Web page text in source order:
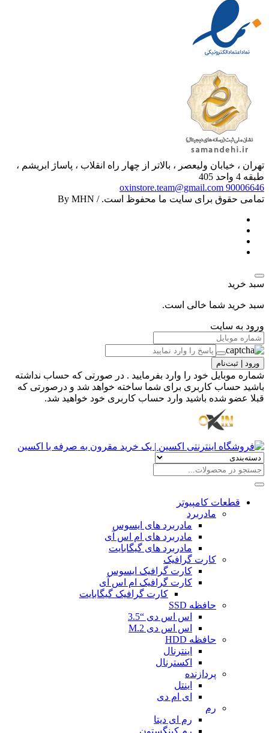
تهران ، خیابان ولیعصر ، بالاتر از چهار راه انقلاب ، پاساژ ابریشم ،
طبقه 4 واحد 405
90006646
oxinstore.team@gmail.com
تمامی حقوق برای سایت ما محفوظ است. / By MHN
سبد خرید
سبد خرید شما خالی است.
ورود به سایت
ورود | ثبت‌نام
شماره موبایل خود را وارد بفرمایید . در صورتی که حساب نداشته
باشید حساب کاربری برای شما ساخته خواهد شد و درصورتی که
قبلا عضو شده باشید وارد حساب کاربری خود خواهید شد.
قطعات کامپیوتر
مادربرد
مادربرد های ایسوس
مادربرد های ام اس آی
مادربرد های گیگابایت
کارت گرافیک
کارت گرافیک ایسوس
کارت گرافیک ام اس آی
کارت گرافیک گیگابایت
حافظه SSD
اس اس دی “3.5
اس اس دی M.2
حافظه HDD
اینترنال
اکسترنال
پردازنده
اینتل
ای ام دی
رم
رم ای دیتا
رم کینگستون